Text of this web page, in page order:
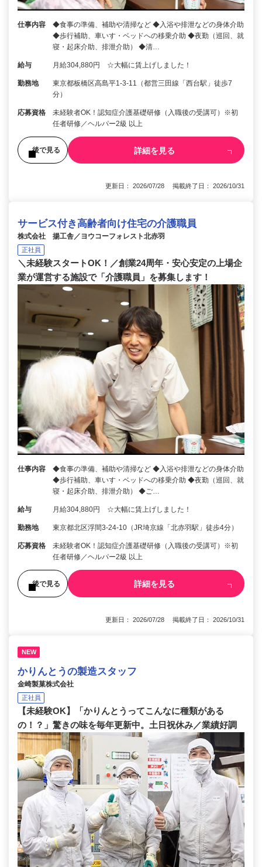
仕事内容
◆食事の準備、補助や清掃など ◆入浴や排泄などの身体介助
◆歩行補助、車いす・ベッドへの移乗介助 ◆夜勤（巡回、就
寝・起床介助、排泄介助） ◆清…
給与 月給304,880円 ☆大幅に賃上げしました！
勤務地
東京都板橋区高島平1-3-11（都営三田線「西台駅」徒歩7
分）
応募資格
未経験者OK！認知症介護基礎研修（入職後の受講可）※初
任者研修／ヘルパー2級 以上
後で見る 詳細を見る
更新日： 2026/07/28 掲載終了日： 2026/10/31
サービス付き高齢者向け住宅の介護職員
株式会社 揚工舎／ヨウコーフォレスト北赤羽
正社員
＼未経験スタートOK！／創業24周年・安心安定の上場企
業が運営する施設で「介護職員」を募集します！
仕事内容
◆食事の準備、補助や清掃など ◆入浴や排泄などの身体介助
◆歩行補助、車いす・ベッドへの移乗介助 ◆夜勤（巡回、就
寝・起床介助、排泄介助） ◆ご…
給与 月給304,880円 ☆大幅に賃上げしました！
勤務地 東京都北区浮間3-24-10（JR埼京線「北赤羽駅」徒歩4分）
応募資格
未経験者OK！認知症介護基礎研修（入職後の受講可）※初
任者研修／ヘルパー2級 以上
後で見る 詳細を見る
更新日： 2026/07/28 掲載終了日： 2026/10/31
NEW
かりんとうの製造スタッフ
金崎製菓株式会社
正社員
【未経験OK】「かりんとうってこんなに種類がある
の！？」驚きの味を毎年更新中。土日祝休み／業績好調